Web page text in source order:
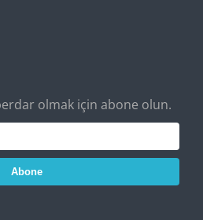
olmak için abone olun.
Abone